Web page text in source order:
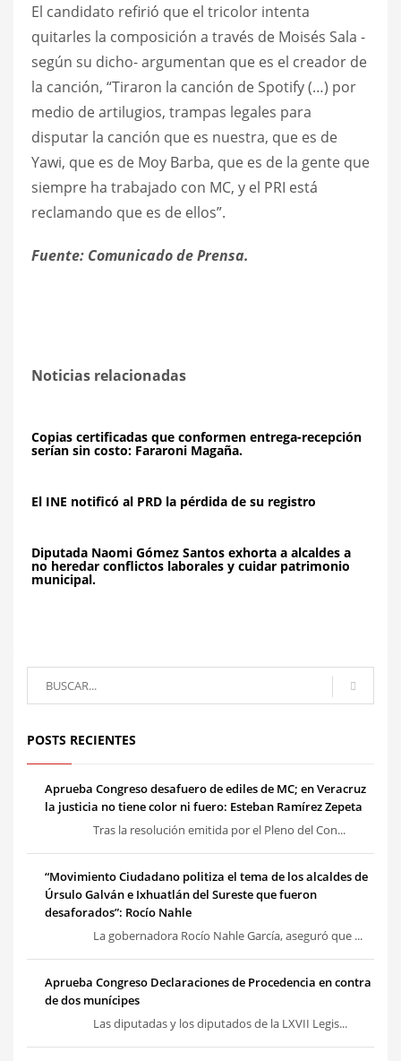
El candidato refirió que el tricolor intenta
quitarles la composición a través de Moisés Sala -
según su dicho- argumentan que es el creador de
la canción, “Tiraron la canción de Spotify (…) por
medio de artilugios, trampas legales para
disputar la canción que es nuestra, que es de
Yawi, que es de Moy Barba, que es de la gente que
siempre ha trabajado con MC, y el PRI está
reclamando que es de ellos”.
Fuente: Comunicado de Prensa.
Noticias relacionadas
Copias certificadas que conformen entrega-recepción
serían sin costo: Fararoni Magaña.
El INE notificó al PRD la pérdida de su registro
Diputada Naomi Gómez Santos exhorta a alcaldes a
no heredar conflictos laborales y cuidar patrimonio
municipal.
POSTS RECIENTES
Aprueba Congreso desafuero de ediles de MC; en Veracruz
la justicia no tiene color ni fuero: Esteban Ramírez Zepeta
Tras la resolución emitida por el Pleno del Con...
“Movimiento Ciudadano politiza el tema de los alcaldes de
Úrsulo Galván e Ixhuatlán del Sureste que fueron
desaforados”: Rocío Nahle
La gobernadora Rocío Nahle García, aseguró que ...
Aprueba Congreso Declaraciones de Procedencia en contra
de dos munícipes
Las diputadas y los diputados de la LXVII Legis...